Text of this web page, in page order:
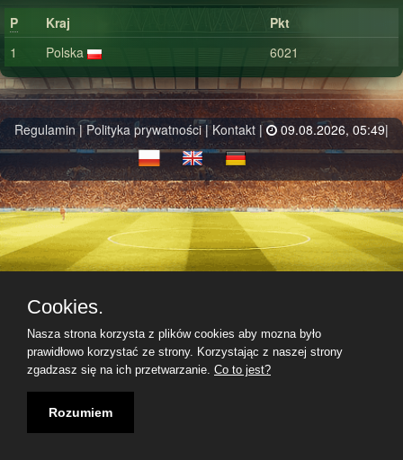
P
Kraj
Pkt
1
Polska 6021
Regulamin| Polityka prywatności|Kontakt | 09.08.2026, 05:49|
Cookies.
Nasza strona korzysta z plików cookies aby mozna było
prawidłowo korzystać ze strony. Korzystając z naszej strony
zgadzasz się na ich przetwarzanie. Co to jest?
Rozumiem